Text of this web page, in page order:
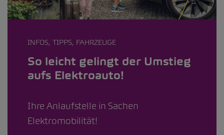
INFOS, TIPPS, FAHRZEUGE
So leicht gelingt der Umstieg
aufs Elektroauto!
Ihre Anlaufstelle in Sachen
Elektromobilität!